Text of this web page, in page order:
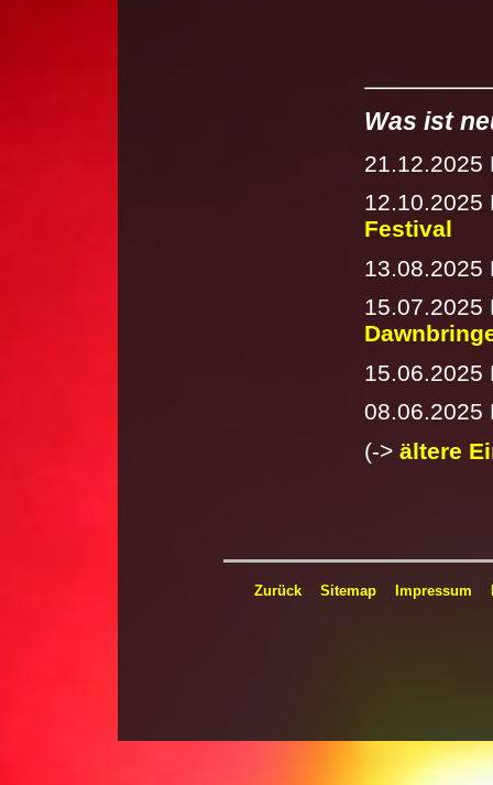
Was ist
21.12.2025
12.10.2025
Festival
15.07.2025
08.06.2025
(-> ältere
Zurück Sitemap Impressum